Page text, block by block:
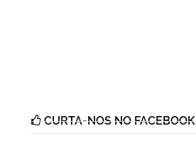
CURTA-NOS NO FACEBOOK